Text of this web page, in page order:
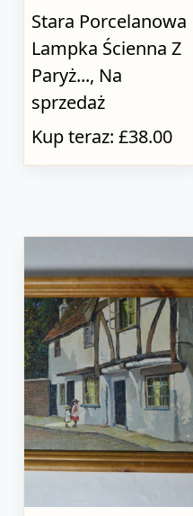
Stara Porcelanowa
Lampka Ścienna Z
Paryż..., Na
sprzedaż
Kup teraz: £38.00